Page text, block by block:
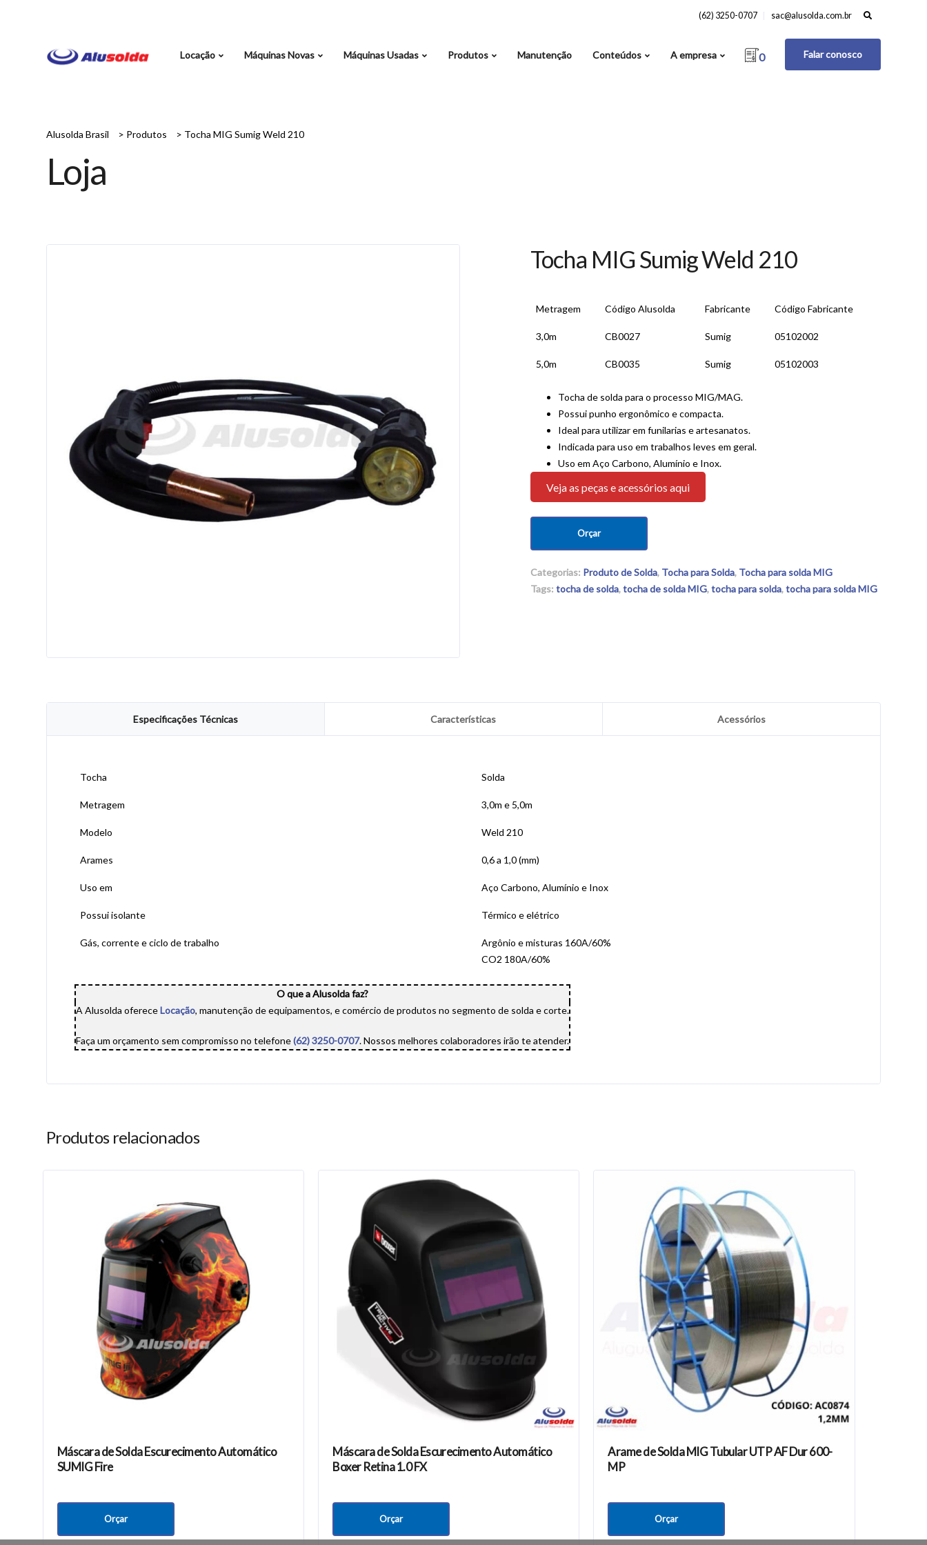
Search
(62) 3250-0707 sac@alusolda.com.br
Locação Máquinas Novas Máquinas Usadas Produtos Manutenção Conteúdos A empresa Falar conosco
0
Alusolda Brasil > Produtos > Tocha MIG Sumig Weld 210
Loja
Tocha MIG Sumig Weld 210
Metragem Código Alusolda Fabricante Código Fabricante
3,0m CB0027 Sumig 05102002
5,0m CB0035 Sumig 05102003
Tocha de solda para o processo MIG/MAG.
Possui punho ergonômico e compacta.
Ideal para utilizar em funilarias e artesanatos.
Indicada para uso em trabalhos leves em geral.
Uso em Aço Carbono, Alumínio e Inox.
Veja as peças e acessórios aqui
Orçar
Categorias: Produto de Solda, Tocha para Solda, Tocha para solda MIG
Tags: tocha de solda,tocha de solda MIG,tocha para solda,tocha para solda MIG
Especificações Técnicas Características Acessórios
Tocha Solda
Metragem 3,0m e 5,0m
Modelo Weld 210
Arames 0,6 a 1,0 (mm)
Uso em Aço Carbono, Alumínio e Inox
Possui isolante Térmico e elétrico
Gás, corrente e ciclo de trabalho
Argônio e misturas 160A/60%
CO2 180A/60%
O que a Alusolda faz?
A Alusolda ofereceLocação, manutenção de equipamentos, e comércio de produtos no segmento de solda e corte.
Faça um orçamento sem compromisso no telefone(62) 3250-0707. Nossos melhores colaboradores irão te atender.
Produtos relacionados
Máscara de Solda Escurecimento Automático
SUMIG Fire
Orçar
Máscara de Solda Escurecimento Automático
Boxer Retina 1.0 FX
Orçar
Arame de Solda MIG Tubular UTP AF Dur 600-
MP
Orçar
Entre em contato conosco
Precisando de ajuda?
(62) 3250-0707
ou envie um e-
sac@alusolda.com.br
Últimos conteúdos
Alusolda: 39 Anos de Excelência e Inovação
em Soluções para Solda e Corte de Metais
Você sabe qual a tensão elétrica da sua rede
Nossa empresa
A empresa
Conteúdos
Política de Privacidade
Newsletter
Copyright © 2022 Alusolda Brasil Ltda. CNPJ: 03.389.590/0001-84. -Av. das Avencas, Qd. 28, n° 14, Pq. Primavera, Aparecida de Goiânia, Goiás CEP 74913-120Site desenvolvido pela empresaDefesa